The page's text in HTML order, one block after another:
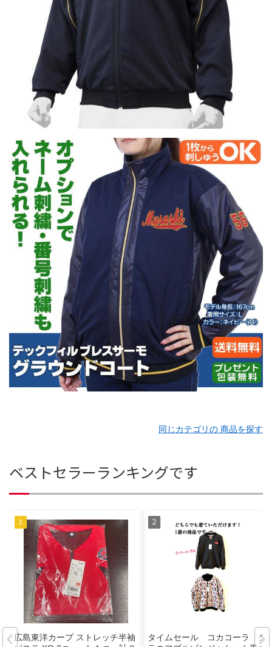
同じカテゴリの 商品を探す
ベストセラーランキングです
広島東洋カープ ストレッチ半袖
タイムセール コカコーラ グ